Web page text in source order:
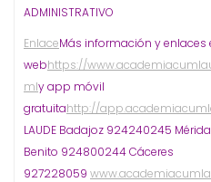
ADMINISTRATIVO
EnlaceMás información y enlaces
webhttps://
mly app móvil
gratuitahttp://
LAUDE Badajoz 924240245
Benito 924800244 Cáceres
927228059